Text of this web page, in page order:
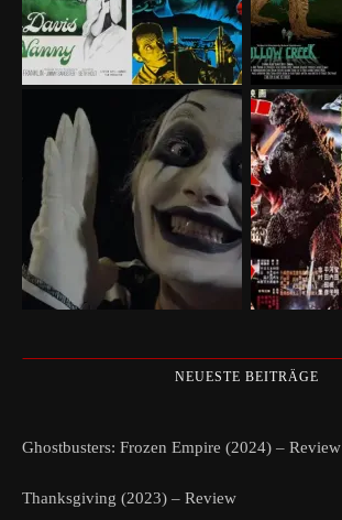
NEUESTE BEITRÄGE
Ghostbusters: Frozen Empire (2024) – Review
Thanksgiving (2023) – Review